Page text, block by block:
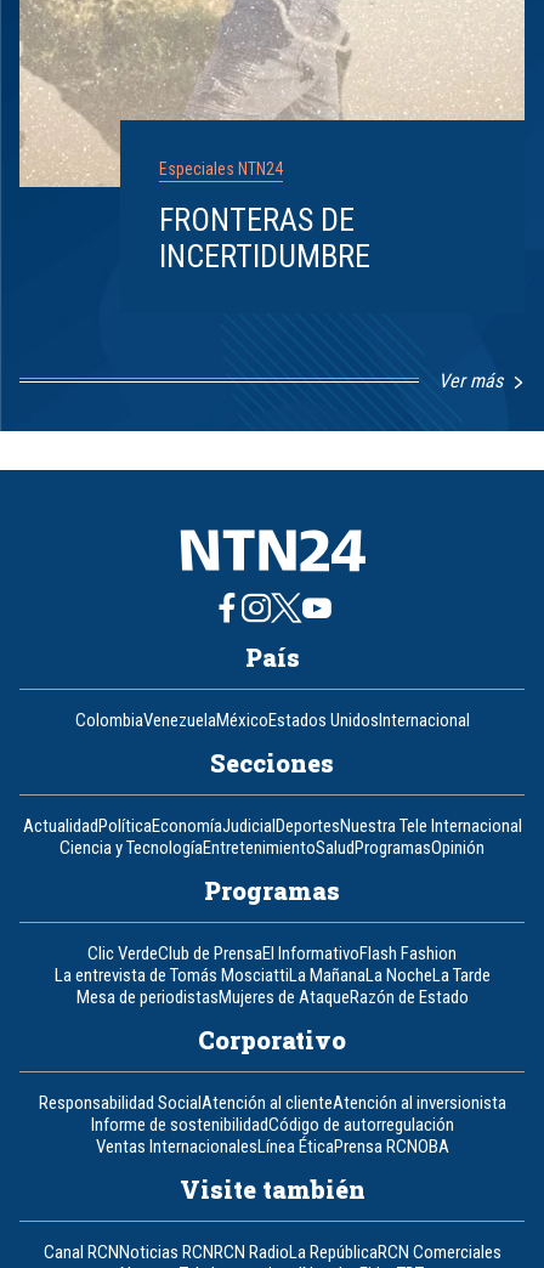
Especiales NTN24
FRONTERAS DE
INCERTIDUMBRE
Ver más
8
País
ColombiaVenezuelaMéxicoEstados UnidosInternacional
Secciones
ActualidadPolíticaEconomíaJudicialDeportesNuestra Tele Internacional
Ciencia y TecnologíaEntretenimientoSaludProgramasOpinión
Programas
Clic VerdeClub de PrensaEl InformativoFlash Fashion
La entrevista de Tomás MosciattiLa MañanaLa NocheLa Tarde
Mesa de periodistasMujeres de AtaqueRazón de Estado
Corporativo
Responsabilidad SocialAtención al clienteAtención al inversionista
Informe de sostenibilidadCódigo de autorregulación
Ventas InternacionalesLínea ÉticaPrensa RCNOBA
Visite también
Canal RCNNoticias RCNRCN RadioLa RepúblicaRCN Comerciales